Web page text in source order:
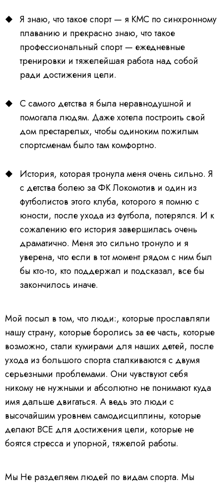
Я знаю, что такое спорт — я КМС по синхронному
плаванию и прекрасно знаю, что такое
профессиональный спорт — ежедневные
тренировки и тяжелейшая работа над собой
ради достижения цели.
С самого детства я была неравнодушной и
помогала людям. Даже хотела построить свой
дом престарелых, чтобы одиноким пожилым
спортсменам было там комфортно.
История, которая тронула меня очень сильно. Я
с детства болею за ФК Локомотив и один из
футболистов этого клуба, которого я помню с
юности, после ухода из футбола, потерялся. И к
сожалению его история завершилась очень
драматично. Меня это сильно тронуло и я
уверена, что если в тот момент рядом с ним был
бы кто-то, кто поддержал и подсказал, все бы
закончилось иначе.
Мой посыл в том, что люди:, которые прославляли
нашу страну, которые боролись за ее часть, которые
возможно, стали кумирами для наших детей, после
ухода из большого спорта сталкиваются с двумя
серьезными проблемами. Они чувствуют себя
никому не нужными и абсолютно не понимают куда
имя дальше двигаться. А ведь это люди с
высочайшим уровнем самодисциплины, которые
делают ВСЕ для достижения цели, которые не
боятся стресса и упорной, тяжелой работы.
Мы Не разделяем людей по видам спорта. Мы